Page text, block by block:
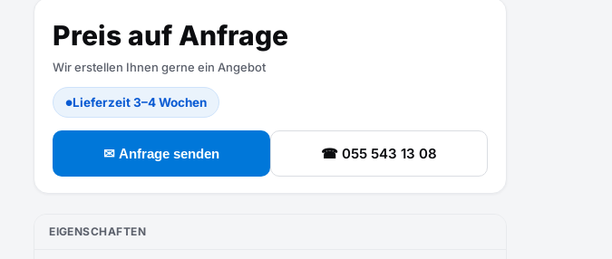
Preis auf Anfrage
Wir erstellen Ihnen gerne ein Angebot
●Lieferzeit 3–4 Wochen
✉ Anfrage senden ☎ 055 543 13 08
EIGENSCHAFTEN